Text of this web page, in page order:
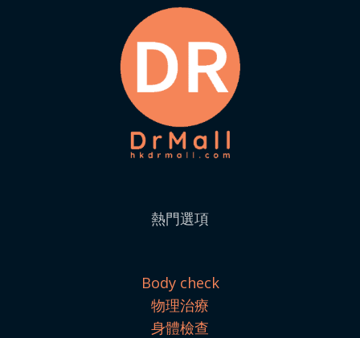
熱門選項
Body check
物理治療
身體檢查